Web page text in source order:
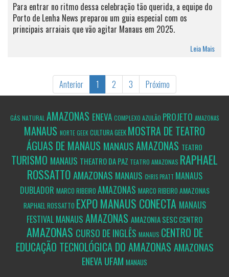
Para entrar no ritmo dessa celebração tão querida, a equipe do
Porto de Lenha News preparou um guia especial com os
principais arraiais que vão agitar Manaus em 2025.
Leia Mais
Anterior 1 2 3 Próximo
GÁS NATURAL AMAZONAS ENEVA COMPLEXO AZULÃO PROJETO AMAZONAS
MANAUS NORTE GEEK CULTURA GEEK MOSTRA DE TEATRO
ÁGUAS DE MANAUS MANAUSAMAZONAS TEATRO
TURISMO MANAUS THEATRO DA PAZ TEATRO AMAZONAS RAPHAEL
ROSSATTOAMAZONAS MANAUS CHRIS PRATT MANAUS
DUBLADOR MARCO RIBEIRO AMAZONAS MARCO RIBEIRO AMAZONAS
RAPHAEL ROSSATTO EXPO MANAUS CONECTA MANAUS
FESTIVAL MANAUS AMAZONAS AMAZONIASESC CENTRO
AMAZONAS CURSO DE INGLÊS MANAUS CENTRO DE
EDUCAÇÃO TECNOLÓGICA DO AMAZONAS AMAZONAS
ENEVAUFAM MANAUS